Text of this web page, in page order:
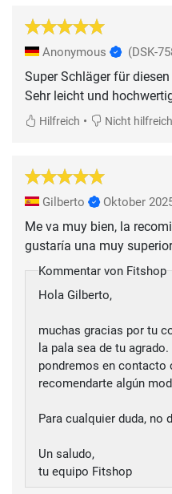
Anonymous (DSK-
Super Schläger für diesen
Hilfreich • Nicht hilfreich
Gilberto Oktober
Me va muy bien, la
gustaría una muy
Kommentar von Fitshop
Hola Gilberto,
muchas gracias por tu
la pala sea de tu
pondremos en contacto
recomendarte algún
Para cualquier duda, no
Un saludo,
tu equipo Fitshop